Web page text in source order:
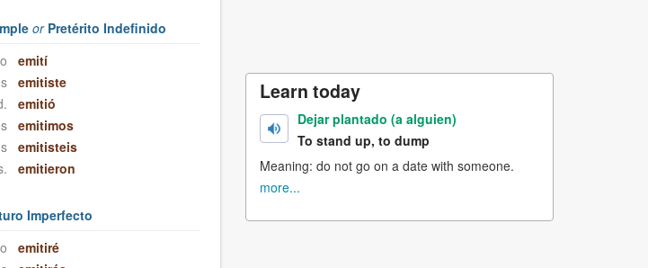
orPretérito Indefinido
emití
emitiste
emitió
emitimos
emitisteis
emitieron
Imperfecto
emitiré
Learn today
Dejar plantado (a alguien)
To stand up, to dump
Meaning: do not go on a date with someone.
more...